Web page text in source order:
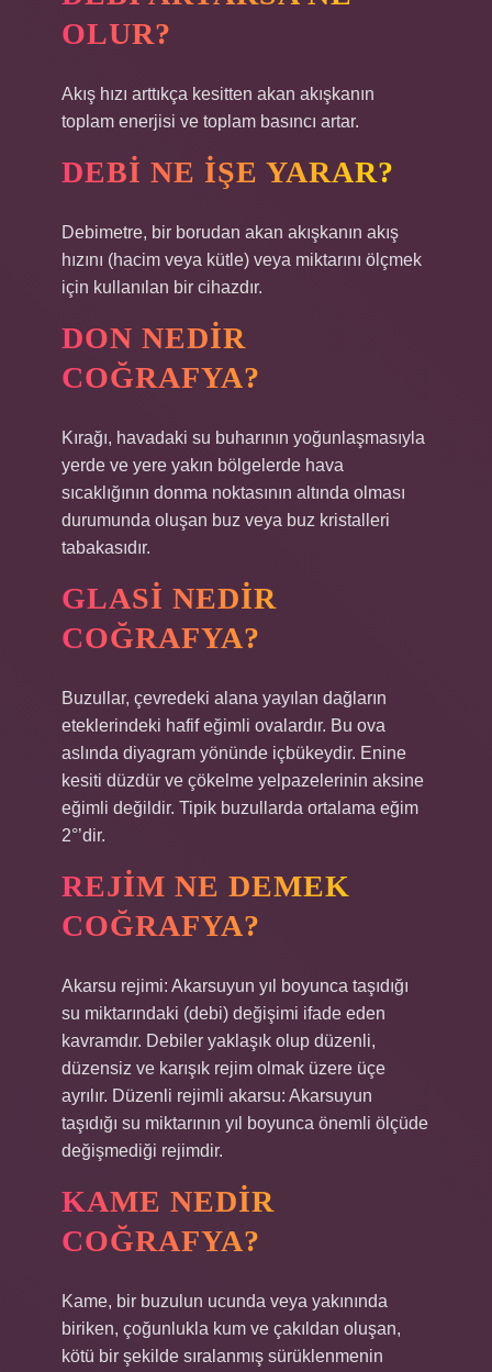
OLUR?
Akış hızı arttıkça kesitten akan akışkanın
toplam enerjisi ve toplam basıncı artar.
DEBI NE IŞE YARAR?
Debimetre, bir borudan akan akışkanın akış
hızını (hacim veya kütle) veya miktarını ölçmek
için kullanılan bir cihazdır.
DON NEDIR
COĞRAFYA?
Kırağı, havadaki su buharının yoğunlaşmasıyla
yerde ve yere yakın bölgelerde hava
sıcaklığının donma noktasının altında olması
durumunda oluşan buz veya buz kristalleri
tabakasıdır.
GLASI NEDIR
COĞRAFYA?
Buzullar, çevredeki alana yayılan dağların
eteklerindeki hafif eğimli ovalardır. Bu ova
aslında diyagram yönünde içbükeydir. Enine
kesiti düzdür ve çökelme yelpazelerinin aksine
eğimli değildir. Tipik buzullarda ortalama eğim
2°’dir.
REJIM NE DEMEK
COĞRAFYA?
Akarsu rejimi: Akarsuyun yıl boyunca taşıdığı
su miktarındaki (debi) değişimi ifade eden
kavramdır. Debiler yaklaşık olup düzenli,
düzensiz ve karışık rejim olmak üzere üçe
ayrılır. Düzenli rejimli akarsu: Akarsuyun
taşıdığı su miktarının yıl boyunca önemli ölçüde
değişmediği rejimdir.
KAME NEDIR
COĞRAFYA?
Kame, bir buzulun ucunda veya yakınında
biriken, çoğunlukla kum ve çakıldan oluşan,
kötü bir şekilde sıralanmış sürüklenmenin